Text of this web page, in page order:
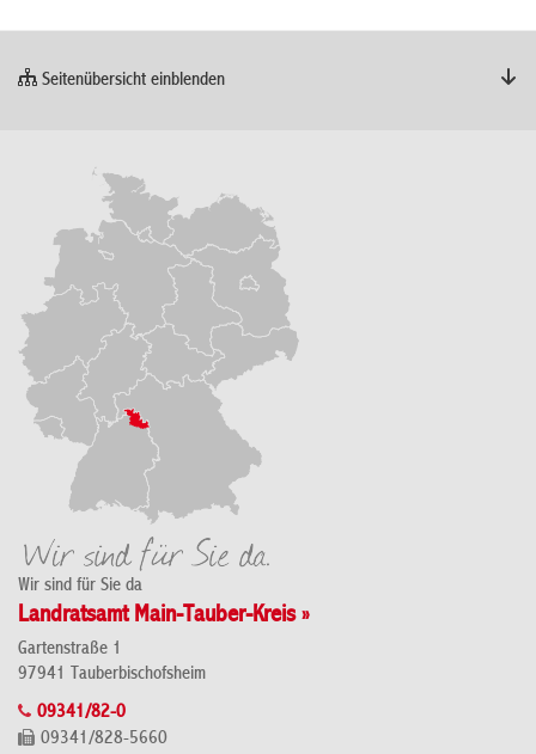
Seitenübersicht einblenden
Wir sind für Sie da
Landratsamt Main-Tauber-Kreis »
Gartenstraße 1
97941 Tauberbischofsheim
09341/82-0
09341/828-5660